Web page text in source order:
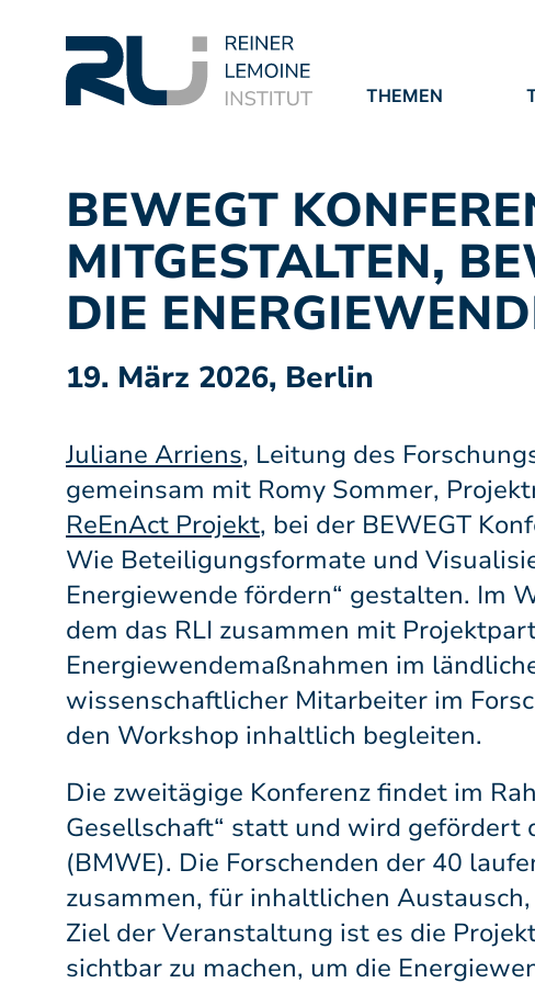
THEMEN
BEWEGT
MITGESTALTEN,
DIE
19. März 2026, Berlin
Juliane Arriens, Leitung des
gemeinsam mit Romy Sommer,
ReEnAct Projekt, bei der BEWEGT
Wie Beteiligungsformate und
Energiewende fördern“ gestalten. Im
dem das RLI zusammen mit
Energiewendemaßnahmen im
wissenschaftlicher Mitarbeiter im
den Workshop inhaltlich begleiten.
Die zweitägige Konferenz findet im
Gesellschaft“ statt und wird
(BMWE). Die Forschenden der 40
zusammen, für inhaltlichen
Ziel der Veranstaltung ist es die
sichtbar zu machen, um die